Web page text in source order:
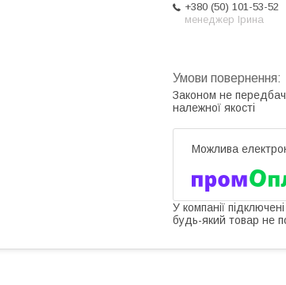
+380 (50) 101-53-52
менеджер Ірина
Законом не
належної якості
У компанії
будь-який товар не